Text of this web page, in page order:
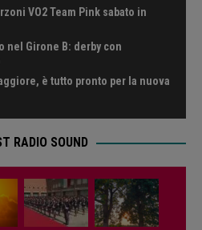
VO2 Team Pink sabato in
nel Girone B: derby con
è tutto pronto per la nuova
RADIO SOUND